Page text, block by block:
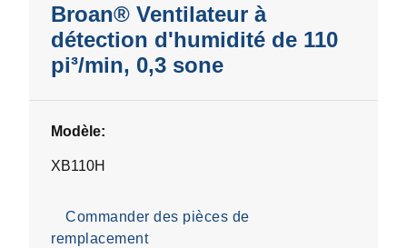
Broan® Ventilateur à
détection d'humidité de 110
pi³/min, 0,3 sone
Modèle:
XB110H
Commander des pièces de
remplacement